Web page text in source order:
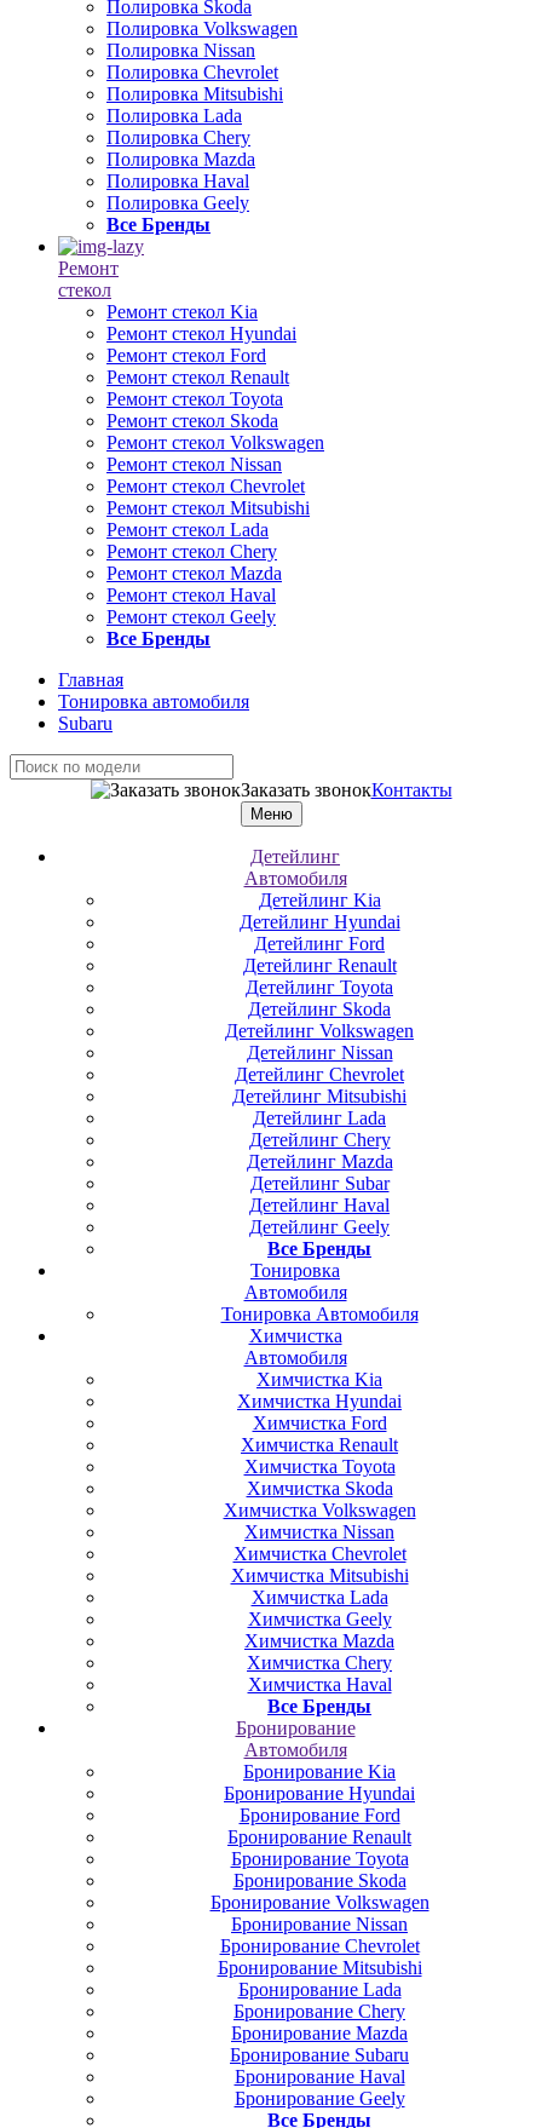
Полировка Skoda
Полировка Volkswagen
Полировка Nissan
Полировка Chevrolet
Полировка Mitsubishi
Полировка Lada
Полировка Chery
Полировка Mazda
Полировка Haval
Полировка Geely
Все Бренды
Ремонт
стекол
Ремонт стекол Kia
Ремонт стекол Hyundai
Ремонт стекол Ford
Ремонт стекол Renault
Ремонт стекол Toyota
Ремонт стекол Skoda
Ремонт стекол Volkswagen
Ремонт стекол Nissan
Ремонт стекол Chevrolet
Ремонт стекол Mitsubishi
Ремонт стекол Lada
Ремонт стекол Chery
Ремонт стекол Mazda
Ремонт стекол Haval
Ремонт стекол Geely
Все Бренды
Главная
Тонировка автомобиля
Subaru
Заказать звонокКонтакты
Меню
Детейлинг
Автомобиля
Детейлинг Kia
Детейлинг Hyundai
Детейлинг Ford
Детейлинг Renault
Детейлинг Toyota
Детейлинг Skoda
Детейлинг Volkswagen
Детейлинг Nissan
Детейлинг Chevrolet
Детейлинг Mitsubishi
Детейлинг Lada
Детейлинг Chery
Детейлинг Mazda
Детейлинг Subar
Детейлинг Haval
Детейлинг Geely
Все Бренды
Тонировка
Автомобиля
Тонировка Автомобиля
Химчистка
Автомобиля
Химчистка Kia
Химчистка Hyundai
Химчистка Ford
Химчистка Renault
Химчистка Toyota
Химчистка Skoda
Химчистка Volkswagen
Химчистка Nissan
Химчистка Chevrolet
Химчистка Mitsubishi
Химчистка Lada
Химчистка Geely
Химчистка Mazda
Химчистка Chery
Химчистка Haval
Все Бренды
Бронирование
Автомобиля
Бронирование Kia
Бронирование Hyundai
Бронирование Ford
Бронирование Renault
Бронирование Toyota
Бронирование Skoda
Бронирование Volkswagen
Бронирование Nissan
Бронирование Chevrolet
Бронирование Mitsubishi
Бронирование Lada
Бронирование Chery
Бронирование Mazda
Бронирование Subaru
Бронирование Haval
Бронирование Geely
Все Бренды